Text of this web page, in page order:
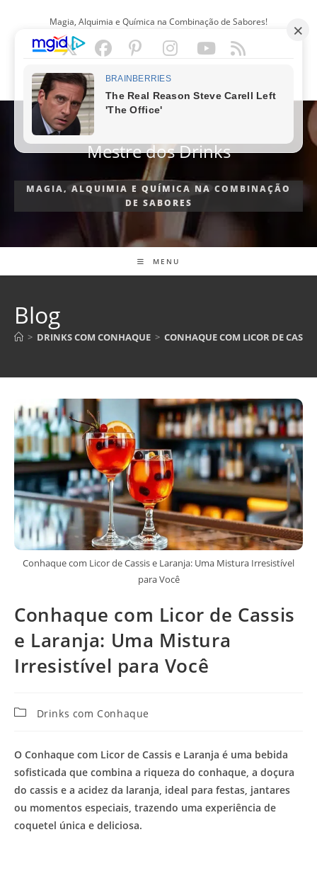
Magia, Alquimia e Química na Combinação de Sabores!
PORTUGUÊS
Mestre dos Drinks
MAGIA, ALQUIMIA E QUÍMICA NA COMBINAÇÃO
DE SABORES
MENU
Blog
> DRINKS COM CONHAQUE > CONHAQUE COM LICOR DE
Conhaque com Licor de Cassis e Laranja: Uma Mistura Irresistível
para Você
Conhaque com Licor de Cassis
e Laranja: Uma Mistura
Irresistível para Você
CategoriaDrinks com Conhaque
O Conhaque com Licor de Cassis e Laranja é uma bebida
sofisticada que combina a riqueza do conhaque, a doçura
do cassis e a acidez da laranja, ideal para festas, jantares
ou momentos especiais, trazendo uma experiência de
coquetel única e deliciosa.